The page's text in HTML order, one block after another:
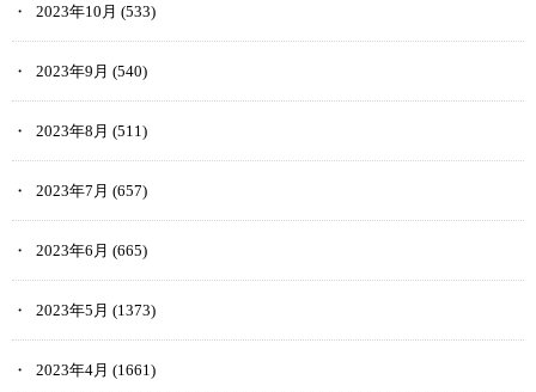
2023年10月 (533)
2023年9月 (540)
2023年8月 (511)
2023年7月 (657)
2023年6月 (665)
2023年5月 (1373)
2023年4月 (1661)